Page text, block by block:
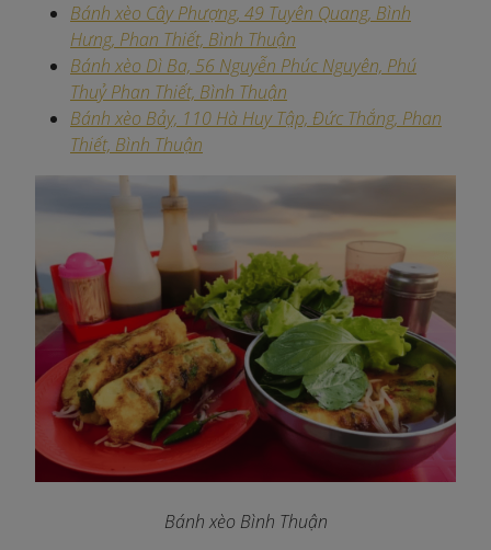
Bánh xèo Cây Phượng, 49 Tuyên Quang, Bình
Hưng, Phan Thiết, Bình Thuận​
Bánh xèo Dì Ba, 56 Nguyễn Phúc Nguyên, Phú
Thuỷ Phan Thiết, Bình Thuận​
Bánh xèo Bảy, 110 Hà Huy Tập, Đức Thắng, Phan
Thiết, Bình Thuận
Bánh xèo Bình Thuận